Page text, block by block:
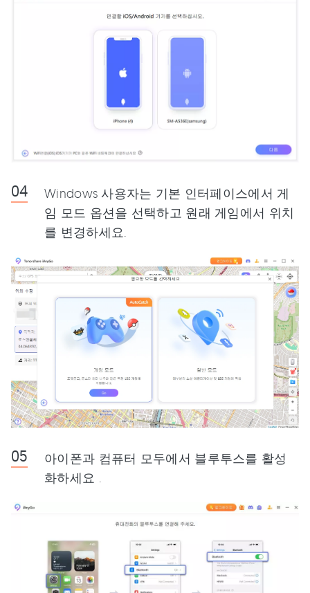
Windows 사용자는 기본 인터페이스에서 게
임 모드 옵션을 선택하고 원래 게임에서 위치
를 변경하세요.
아이폰과 컴퓨터 모두에서 블루투스를 활성
화하세요 .